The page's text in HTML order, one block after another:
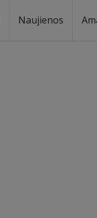
Naujienos